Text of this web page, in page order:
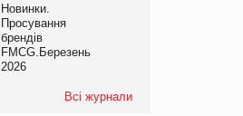
Новинки.
Просування
брендів
FMCG.Березень
2026
Всі журнали